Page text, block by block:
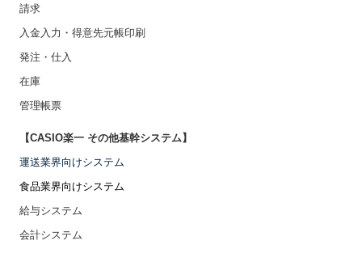
請求
入金入力・得意先元帳印刷
発注・仕入
在庫
管理帳票
【CASIO楽一 その他基幹システム】
運送業界向けシステム
食品業界向けシステム
給与システム
会計システム